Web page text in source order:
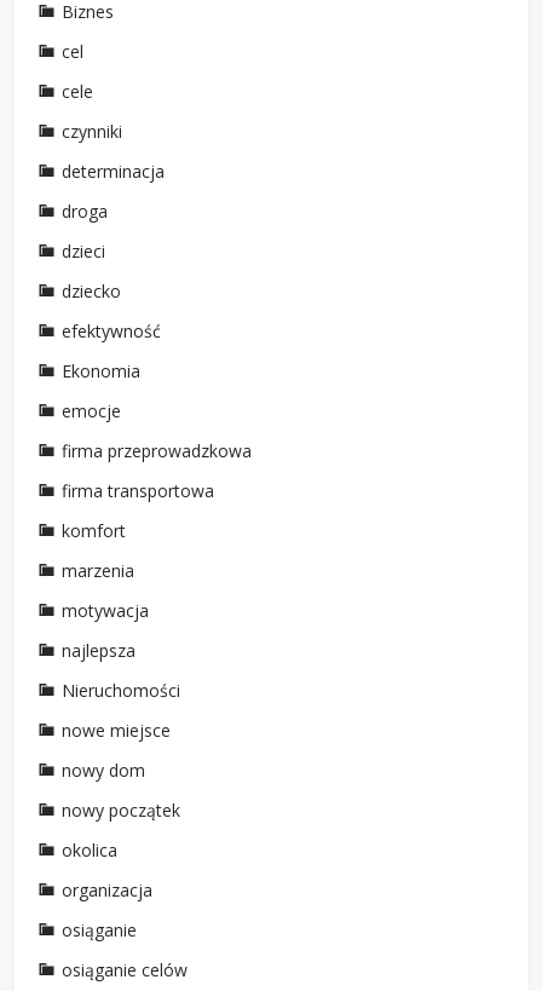
Biznes
cel
cele
czynniki
determinacja
droga
dzieci
dziecko
efektywność
Ekonomia
emocje
firma przeprowadzkowa
firma transportowa
komfort
marzenia
motywacja
najlepsza
Nieruchomości
nowe miejsce
nowy dom
nowy początek
okolica
organizacja
osiąganie
osiąganie celów